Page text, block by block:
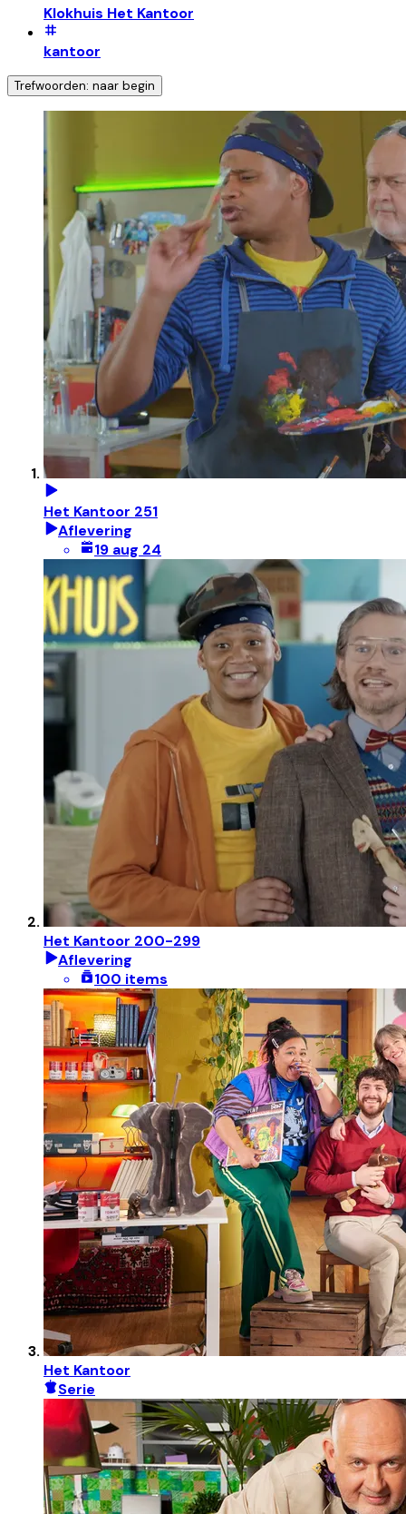
Klokhuis Het Kantoor
kantoor
Trefwoorden: naar begin
Het Kantoor 251
Aflevering
19 aug 24
Het Kantoor 200-299
Aflevering
100 items
Het Kantoor
Serie